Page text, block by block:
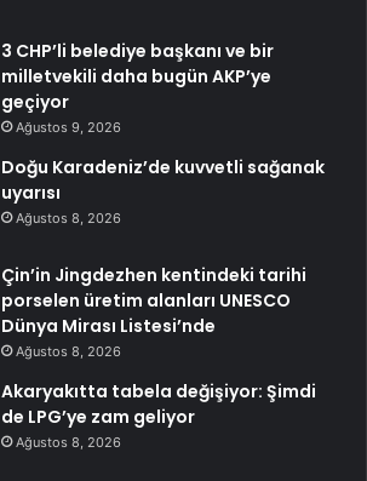
3 CHP’li belediye başkanı ve bir
milletvekili daha bugün AKP’ye
geçiyor
Ağustos 9, 2026
Doğu Karadeniz’de kuvvetli sağanak
uyarısı
Ağustos 8, 2026
Çin’in Jingdezhen kentindeki tarihi
porselen üretim alanları UNESCO
Dünya Mirası Listesi’nde
Ağustos 8, 2026
Akaryakıtta tabela değişiyor: Şimdi
de LPG’ye zam geliyor
Ağustos 8, 2026